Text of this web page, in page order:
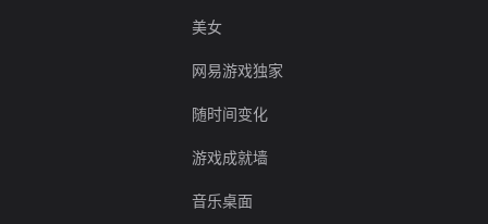
美女
网易游戏独家
随时间变化
游戏成就墙
音乐桌面